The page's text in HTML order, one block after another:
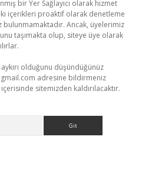
bir Yer Sağlayıcı olarak hizmet
içerikleri proaktif olarak denetleme
Ancak, üyelerimiz
taşımakta olup, siteye üye olarak
olduğunu düşündüğünüz
adresine bildirmeniz
sitemizden kaldırılacaktır.